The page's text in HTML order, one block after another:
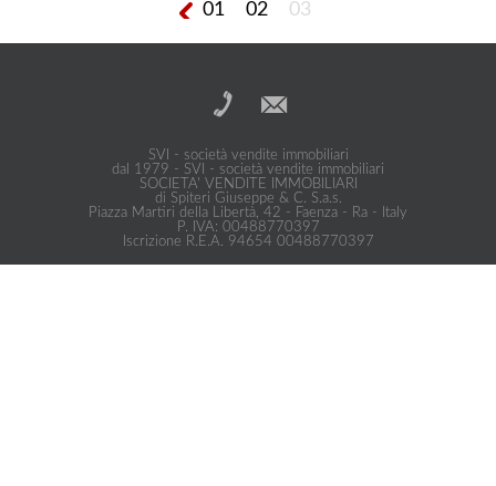
01 02 03
SVI - società vendite immobiliari
dal 1979 - SVI - società vendite immobiliari
SOCIETA' VENDITE IMMOBILIARI
di Spiteri Giuseppe & C. S.a.s.
Piazza Martiri della Libertà, 42 - Faenza - Ra - Italy
P. IVA: 00488770397
Iscrizione R.E.A. 94654 00488770397